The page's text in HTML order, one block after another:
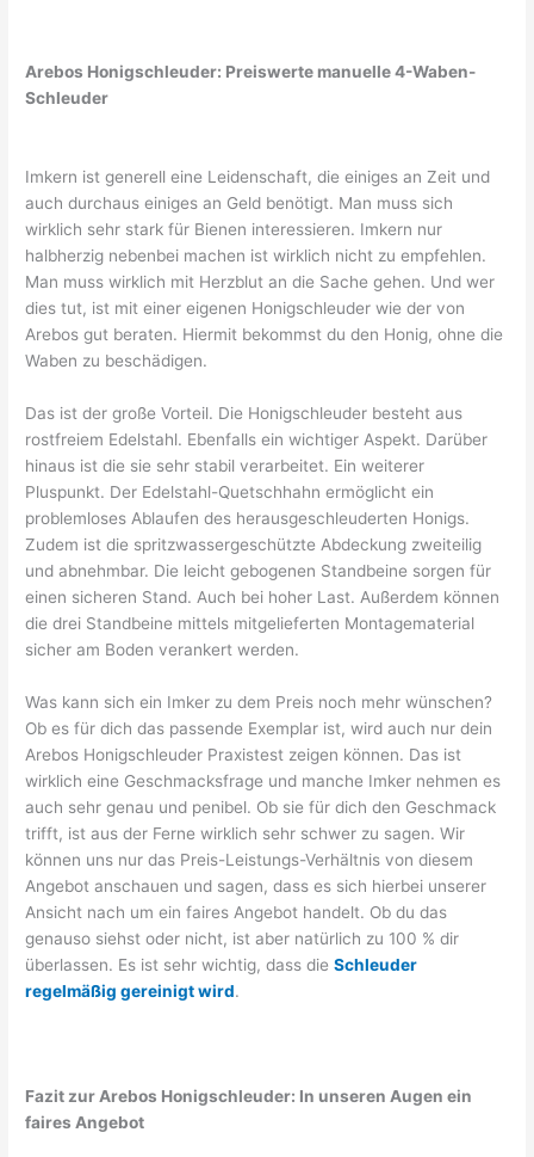
Arebos Honigschleuder: Preiswerte manuelle 4-Waben-
Schleuder
Imkern ist generell eine Leidenschaft, die einiges an Zeit und
auch durchaus einiges an Geld benötigt. Man muss sich
wirklich sehr stark für Bienen interessieren. Imkern nur
halbherzig nebenbei machen ist wirklich nicht zu empfehlen.
Man muss wirklich mit Herzblut an die Sache gehen. Und wer
dies tut, ist mit einer eigenen Honigschleuder wie der von
Arebos gut beraten. Hiermit bekommst du den Honig, ohne die
Waben zu beschädigen.
Das ist der große Vorteil. Die Honigschleuder besteht aus
rostfreiem Edelstahl. Ebenfalls ein wichtiger Aspekt. Darüber
hinaus ist die sie sehr stabil verarbeitet. Ein weiterer
Pluspunkt. Der Edelstahl-Quetschhahn ermöglicht ein
problemloses Ablaufen des herausgeschleuderten Honigs.
Zudem ist die spritzwassergeschützte Abdeckung zweiteilig
und abnehmbar. Die leicht gebogenen Standbeine sorgen für
einen sicheren Stand. Auch bei hoher Last. Außerdem können
die drei Standbeine mittels mitgelieferten Montagematerial
sicher am Boden verankert werden.
Was kann sich ein Imker zu dem Preis noch mehr wünschen?
Ob es für dich das passende Exemplar ist, wird auch nur dein
Arebos Honigschleuder Praxistest zeigen können. Das ist
wirklich eine Geschmacksfrage und manche Imker nehmen es
auch sehr genau und penibel. Ob sie für dich den Geschmack
trifft, ist aus der Ferne wirklich sehr schwer zu sagen. Wir
können uns nur das Preis-Leistungs-Verhältnis von diesem
Angebot anschauen und sagen, dass es sich hierbei unserer
Ansicht nach um ein faires Angebot handelt. Ob du das
genauso siehst oder nicht, ist aber natürlich zu 100 % dir
überlassen. Es ist sehr wichtig, dass dieSchleuder
regelmäßig gereinigt wird.
Fazit zur Arebos Honigschleuder: In unseren Augen ein
faires Angebot